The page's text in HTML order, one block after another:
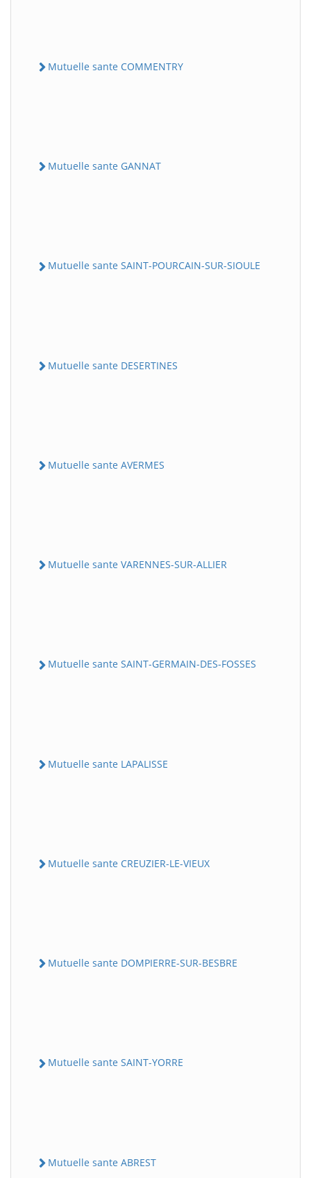
Mutuelle sante COMMENTRY
Mutuelle sante GANNAT
Mutuelle sante SAINT-POURCAIN-SUR-SIOULE
Mutuelle sante DESERTINES
Mutuelle sante AVERMES
Mutuelle sante VARENNES-SUR-ALLIER
Mutuelle sante SAINT-GERMAIN-DES-FOSSES
Mutuelle sante LAPALISSE
Mutuelle sante CREUZIER-LE-VIEUX
Mutuelle sante DOMPIERRE-SUR-BESBRE
Mutuelle sante SAINT-YORRE
Mutuelle sante ABREST